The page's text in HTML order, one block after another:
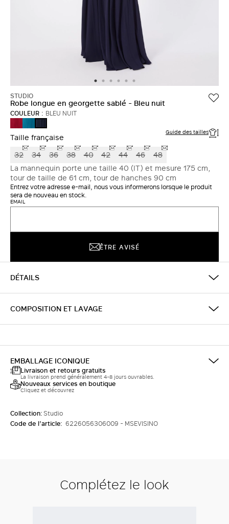
STUDIO
Robe longue en georgette sablé - Bleu nuit
COULEUR : BLEU NUIT
PETROLE
NUIT
Taille française Guide des tailles
32 34 36 38 40 42 44 46
48
La mannequin porte une taille 40 (IT) et mesure 175 cm,
tour de taille de 61 cm, tour de hanches 90 cm
Entrez votre adresse e-mail, nous vous informerons lorsque le produit
sera de nouveau en stock.
EMAIL
ÊTRE AVISÉ
DÉTAILS
COMPOSITION ET LAVAGE
EMBALLAGE ICONIQUE
Livraison et retours gratuits
La livraison prend généralement 4-8 jours ouvrables.
Nouveaux services en boutique
Cliquez et découvrez
Collection:Studio
Code de l’article: 6226056306009 - MSEVISINO
Complétez le look